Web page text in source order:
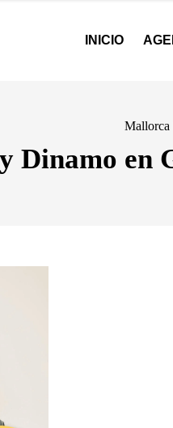
INICIO
Mallorca
Dinamo en